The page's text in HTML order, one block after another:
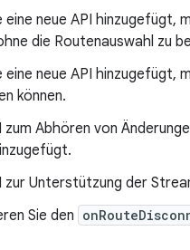
eine neue API hinzugefügt,
die Routenauswahl zu
eine neue API
können.
zum Abhören von
zur Unterstützung der
Sie den